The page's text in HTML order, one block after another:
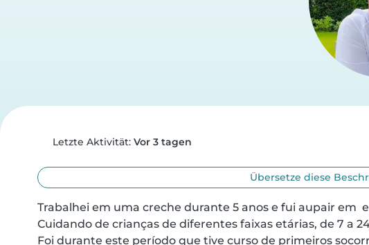
Letzte Aktivität: Vor 3 tagen
Übersetze diese
Trabalhei em uma creche durante 5 anos e fui aupair em
Cuidando de crianças de diferentes faixas etárias, de 7 a 24
Foi durante este período que tive curso de primeiros